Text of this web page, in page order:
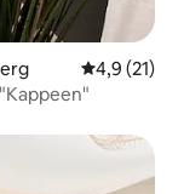
4,9 (21)